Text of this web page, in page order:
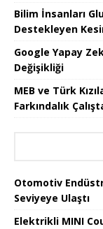
Bilim İnsanları
Destekleyen
Google Yapay
Değişikliği
MEB ve Türk
Farkındalık
Otomotiv
Seviyeye Ulaştı
Elektrikli MINI